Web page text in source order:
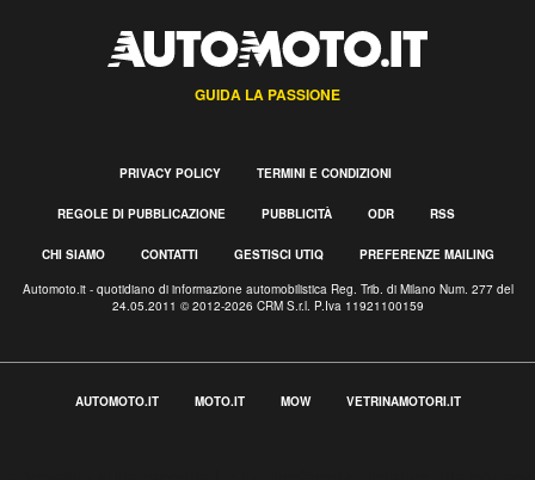
GUIDA LA PASSIONE
PRIVACY POLICY TERMINI E CONDIZIONI
REGOLE DI PUBBLICAZIONE PUBBLICITÀ ODR RSS
CHI SIAMO CONTATTI GESTISCI UTIQ PREFERENZE MAILING
Automoto.it - quotidiano di informazione automobilistica Reg. Trib. di Milano Num. 277 del
24.05.2011 © 2012-2026 CRM S.r.l. P.Iva 11921100159
AUTOMOTO.IT MOTO.IT MOW VETRINAMOTORI.IT